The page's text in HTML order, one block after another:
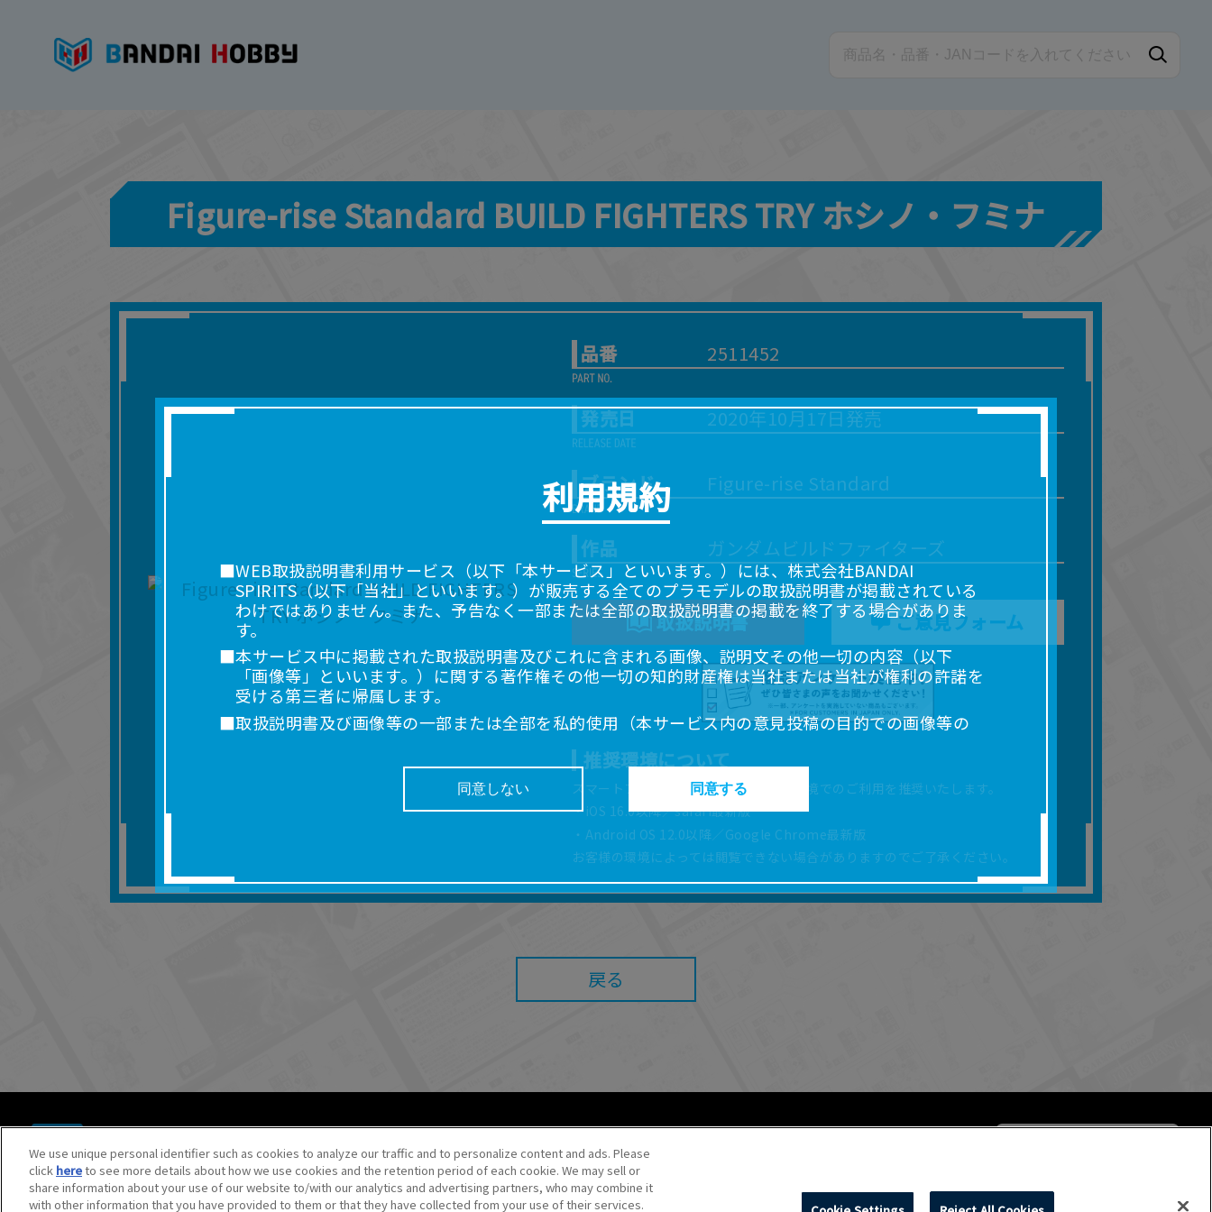
Figure-rise Standard BUILD FIGHTERS TRY ホシノ・フミナ
品番 2511452
発売日 2020年10月17日発売
ブランド Figure-rise Standard
作品 ガンダムビルドファイターズ
取扱説明書 ご意見フォーム
推奨環境について
スマートフォン、タブレットは以下の環境でのご利用を推奨いたします。
・iOS 16.0以降／safari最新版
・Android OS 12.0以降／Google Chrome最新版
お客様の環境によっては閲覧できない場合がありますのでご了承ください。
戻る
© BANDAI SPIRITS CO.,LTD. ALL RIGHTS RESERVED.
©創通・サンライズ ©創通・サンライズ・MBS
©SOTSU・SUNRISE ©SOTSU・SUNRISE・MBS
©Nintendo・Creatures・GAME FREAK・TV Tokyo・ShoPro・JR Kikaku ©Pokémon
©Pokémon. ©Nintendo/Creatures Inc./GAME FREAK inc.
We use unique personal identifier such as cookies to analyze our traffic and to personalize content and ads. Please
click hereto see more details about how we use cookies and the retention period of each cookie. We may sell or
share information about your use of our website to/with our analytics and advertising partners, who may combine it
with other information that you have provided to them or that they have collected from your use of their services.
利用規約
■WEB取扱説明書利用サービス（以下「本サービス」といいます。）には、株式会社BANDAI
SPIRITS（以下「当社」といいます。）が販売する全てのプラモデルの取扱説明書が掲載されている
わけではありません。また、予告なく一部または全部の取扱説明書の掲載を終了する場合がありま
す。
■本サービス中に掲載された取扱説明書及びこれに含まれる画像、説明文その他一切の内容（以下
「画像等」といいます。）に関する著作権その他一切の知的財産権は当社または当社が権利の許諾を
受ける第三者に帰属します。
■取扱説明書及び画像等の一部または全部を私的使用（本サービス内の意見投稿の目的での画像等の
れに限りません。）することは禁止いたします。
■掲載している取扱説明書は、お客様が購入された商品に同梱されたものと異なる場合があります。
■対象商品仕様の変更などにより、取扱説明書の内容は予告なく変更される場合があります。
■当社は、取扱説明書の正確性確保に努めておりますが、取扱説明書の完全性を保証するものではあ
■お客様のご利用環境によっては、本サービスをご利用いただけない場合があります。
器、ネットワークへの障害（コンピューターウィルスに起因する障害を含みます。）等が生じたとし
■当社は、本サービスの内容・条件を予告なく変更または停止することがあります。また当社は、本
同意しない 同意する